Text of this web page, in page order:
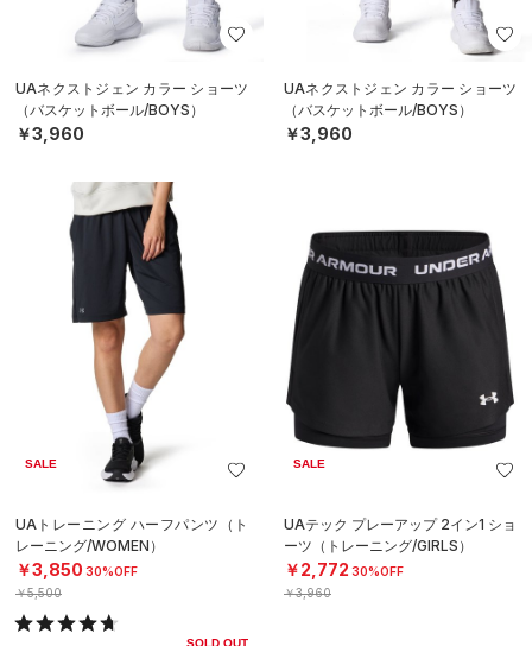
UAネクストジェン カラー ショーツ
（バスケットボール/BOYS）
￥3,960
UAネクストジェン カラー ショーツ
（バスケットボール/BOYS）
￥3,960
SALE
UAトレーニング ハーフパンツ（ト
レーニング/WOMEN）
￥3,850 30%OFF
￥5,500
SOLD OUT
SALE
UAテック プレーアップ 2イン1 ショ
ーツ（トレーニング/GIRLS）
￥2,772 30%OFF
￥3,960